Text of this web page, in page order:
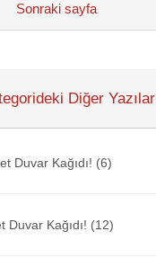
Sonraki sayfa
Diğer Yazılar
Duvar Kağıdı! (6)
Duvar Kağıdı! (12)